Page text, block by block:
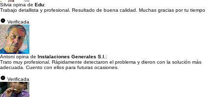
Silvia opina de Edu:
Trabajo detallista y profesional. Resultado de buena calidad. Muchas gracias por tu tiempo
Verificada
Antoni opina de Instalaciones Generales S.l. :
Trato muy profesional. Rápidamente detectaron el problema y dieron con la solución más
adecuada. Cuento con ellos para futuras ocasiones.
Verificada